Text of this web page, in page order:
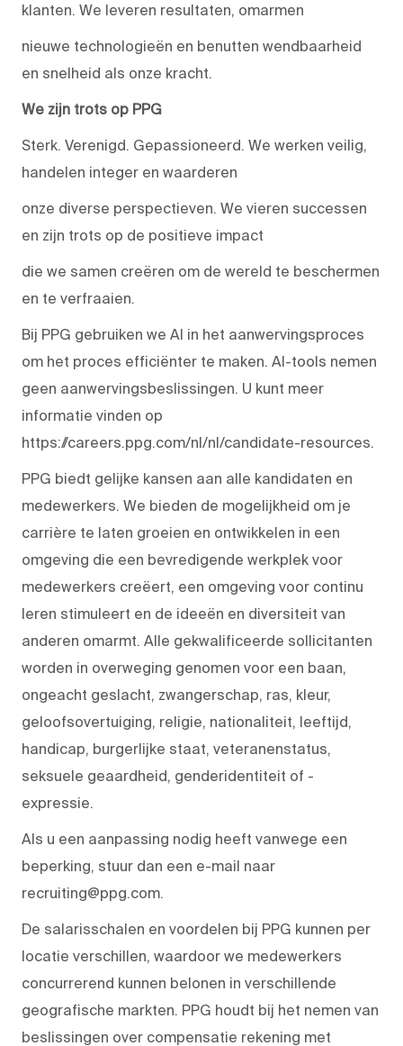
klanten. We leveren resultaten, omarmen
nieuwe technologieën en benutten wendbaarheid
en snelheid als onze kracht.
We zijn trots op PPG
Sterk. Verenigd. Gepassioneerd. We werken veilig,
handelen integer en waarderen
onze diverse perspectieven. We vieren successen
en zijn trots op de positieve impact
die we samen creëren om de wereld te beschermen
en te verfraaien.
Bij PPG gebruiken we AI in het aanwervingsproces
om het proces efficiënter te maken. AI-tools nemen
geen aanwervingsbeslissingen. U kunt meer
informatie vinden op
https://careers.ppg.com/nl/nl/candidate-resources.
PPG biedt gelijke kansen aan alle kandidaten en
medewerkers. We bieden de mogelijkheid om je
carrière te laten groeien en ontwikkelen in een
omgeving die een bevredigende werkplek voor
medewerkers creëert, een omgeving voor continu
leren stimuleert en de ideeën en diversiteit van
anderen omarmt. Alle gekwalificeerde sollicitanten
worden in overweging genomen voor een baan,
ongeacht geslacht, zwangerschap, ras, kleur,
geloofsovertuiging, religie, nationaliteit, leeftijd,
handicap, burgerlijke staat, veteranenstatus,
seksuele geaardheid, genderidentiteit of -
expressie.
Als u een aanpassing nodig heeft vanwege een
beperking, stuur dan een e-mail naar
recruiting@ppg.com.
De salarisschalen en voordelen bij PPG kunnen per
locatie verschillen, waardoor we medewerkers
concurrerend kunnen belonen in verschillende
geografische markten. PPG houdt bij het nemen van
beslissingen over compensatie rekening met